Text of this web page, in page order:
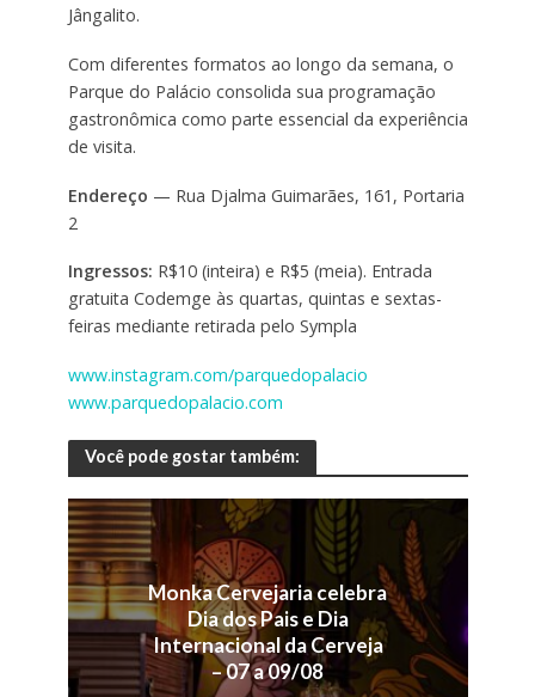
Jângalito.
Com diferentes formatos ao longo da semana, o
Parque do Palácio consolida sua programação
gastronômica como parte essencial da experiência
de visita.
Endereço — Rua Djalma Guimarães, 161, Portaria
2
Ingressos: R$10 (inteira) e R$5 (meia). Entrada
gratuita Codemge às quartas, quintas e sextas-
feiras mediante retirada pelo Sympla
www.instagram.com/parquedopalacio
www.parquedopalacio.com
Você pode gostar também:
Monka Cervejaria celebra
Dia dos Pais e Dia
Internacional da Cerveja
– 07 a 09/08